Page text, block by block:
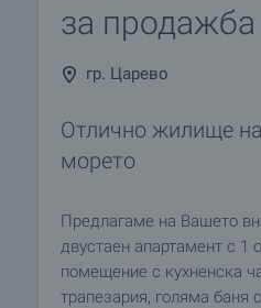
за
гр. Царево
Отлично жилище
морето
Предлагаме на Вашето
двустаен апартамент с 1
помещение с кухненска
трапезария, голяма баня